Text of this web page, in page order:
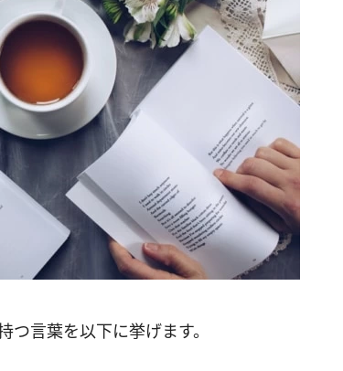
つ言葉を以下に挙げます。